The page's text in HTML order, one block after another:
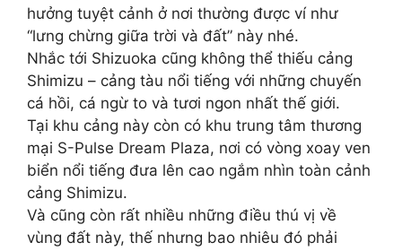
hưởng tuyệt cảnh ở nơi thường được ví như
“lưng chừng giữa trời và đất” này nhé.
Nhắc tới Shizuoka cũng không thể thiếu cảng
Shimizu – cảng tàu nổi tiếng với những chuyến
cá hồi, cá ngừ to và tươi ngon nhất thế giới.
Tại khu cảng này còn có khu trung tâm thương
mại S-Pulse Dream Plaza, nơi có vòng xoay ven
biển nổi tiếng đưa lên cao ngắm nhìn toàn cảnh
cảng Shimizu.
Và cũng còn rất nhiều những điều thú vị về
vùng đất này, thế nhưng bao nhiêu đó phải